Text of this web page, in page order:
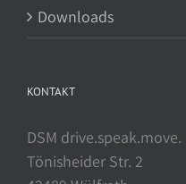
Downloads
KONTAKT
DSM
Tönisheider Str. 2